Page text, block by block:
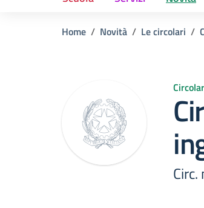
Home Novità Le circolari